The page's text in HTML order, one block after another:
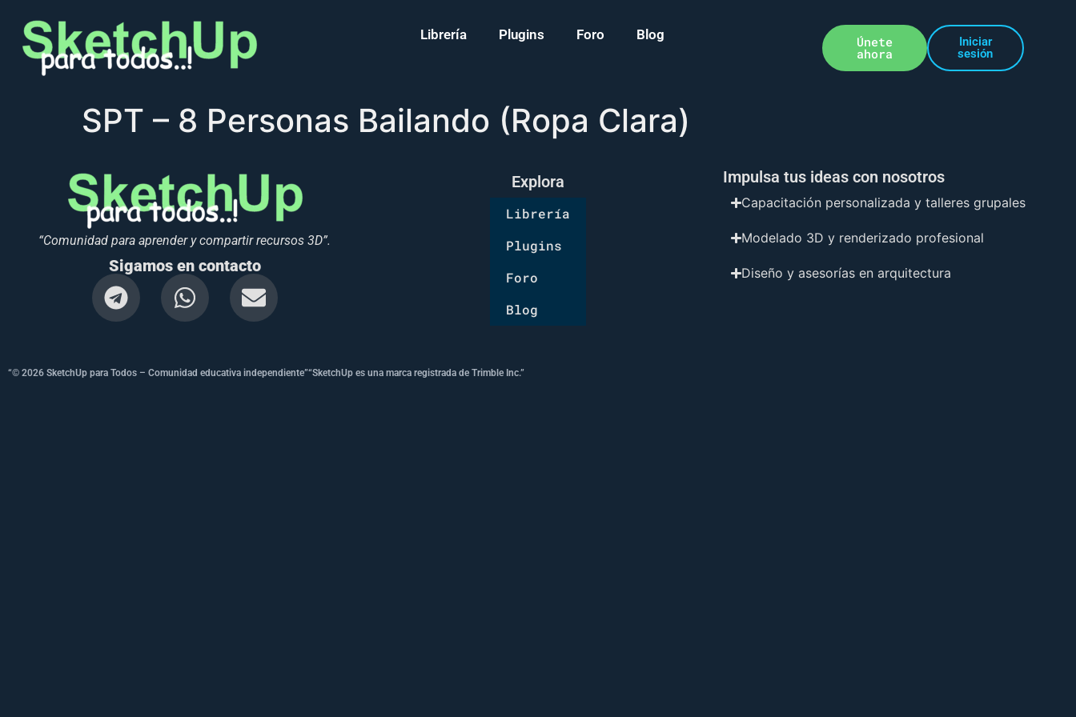
Librería Plugins Foro Blog Únete
ahora
Iniciar
sesión
SPT – 8 Personas Bailando (Ropa Clara)
“Comunidad para aprender y compartir recursos 3D”.
Sigamos en contacto
Explora
Librería
Plugins
Foro
Blog
Impulsa tus ideas con nosotros
Capacitación personalizada y talleres grupales
Modelado 3D y renderizado profesional
Diseño y asesorías en arquitectura
“© 2026 SketchUp para Todos – Comunidad educativa independiente”“SketchUp es una marca registrada de Trimble Inc.”